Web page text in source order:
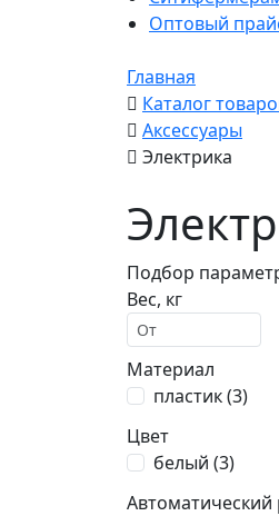
Оптовый
Главная
Каталог
Аксессуары
Электрика
Подбор
Вес, кг
Материал
пластик (3)
Цвет
белый (3)